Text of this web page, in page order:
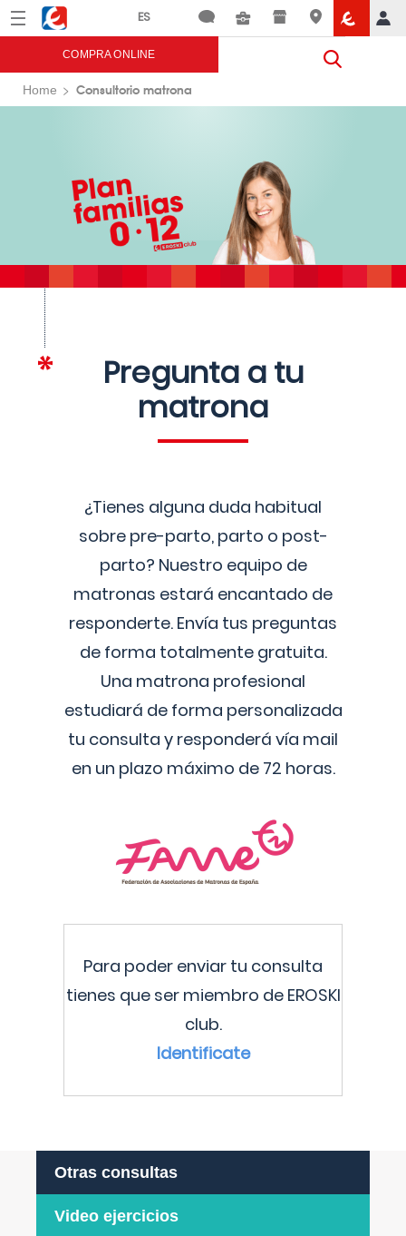
Menú Eroski
COMPRA ONLINE
Home Consultorio matrona
Pregunta a tu
matrona
¿Tienes alguna duda habitual
sobre pre-parto, parto o post-
parto? Nuestro equipo de
matronas estará encantado de
responderte. Envía tus preguntas
de forma totalmente gratuita.
Una matrona profesional
estudiará de forma personalizada
tu consulta y responderá vía mail
en un plazo máximo de 72 horas.
Para poder enviar tu consulta
tienes que ser miembro de EROSKI
club.
Identificate
Otras consultas
Video ejercicios